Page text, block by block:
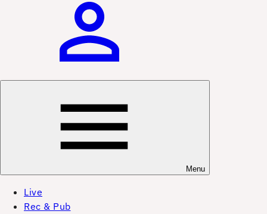
Menu
Live
Rec & Pub